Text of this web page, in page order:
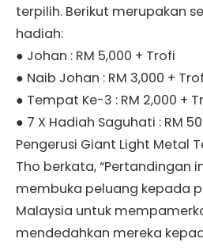
terpilih. Berikut merupakan
hadiah:
● Johan : RM 5,000 + Trofi
● Naib Johan : RM 3,000 +
● Tempat Ke-3 : RM 2,000 +
● 7 X Hadiah Saguhati : RM
Pengerusi Giant Light Metal
Tho berkata, “Pertandingan
membuka peluang kepada
Malaysia untuk
mendedahkan mereka